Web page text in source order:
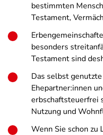
bestimmten
Testament,
besonders
Testament sind
Das selbst
Ehepartner:innen
erbschaftsteuerfrei
Nutzung und
Wenn Sie schon zu